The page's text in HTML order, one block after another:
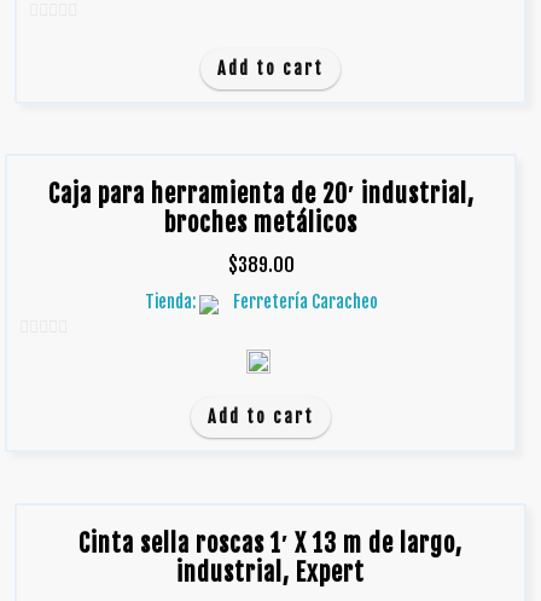
Add to cart
Caja para herramienta de 20′ industrial,
broches metálicos
$389.00
Tienda: Ferretería Caracheo
Add to cart
Cinta sella roscas 1′ X 13 m de largo,
industrial, Expert